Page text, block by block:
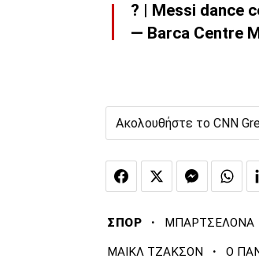
? | Messi dance
— Barca Centre
Ακολουθήστε το CNN
ΣΠΟΡ · ΜΠΑΡΤΣΕΛΟΝΑ
ΜΑΙΚΛ ΤΖΑΚΣΟΝ · Ο